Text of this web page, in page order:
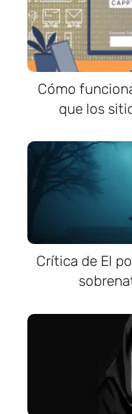
Cómo
que los
Crítica de El